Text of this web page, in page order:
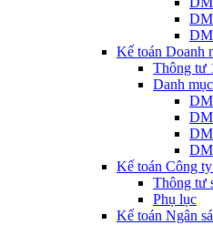
DM
DM
Kế toán Doanh
Thông tư
Danh
DM
DM
Kế toán Công
Thông tư
Phụ lục
Kế toán Ngân